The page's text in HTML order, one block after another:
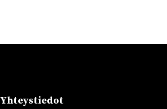
Yhteystiedot